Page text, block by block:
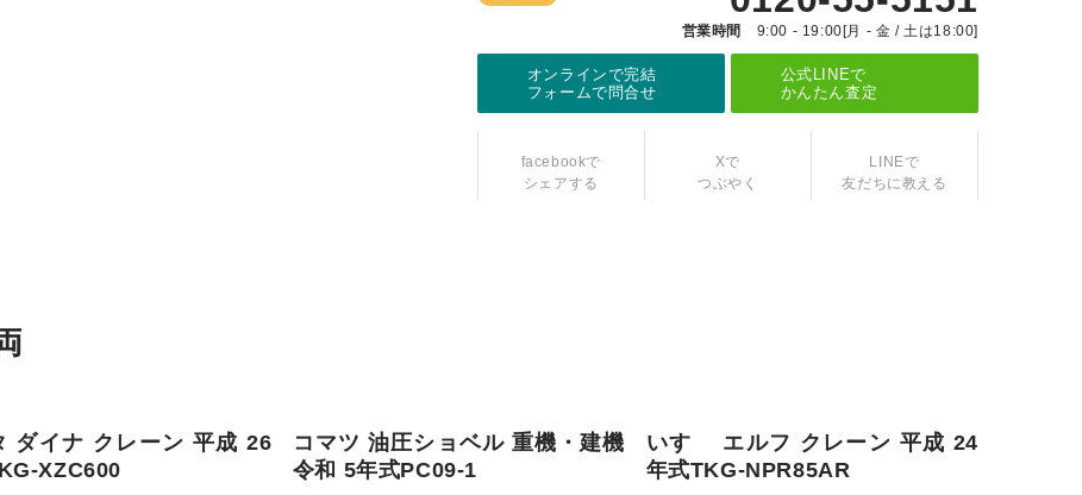
営業時間 9:00 - 19:00[月 - 金 / 土は18:00]
オンラインで完結
フォームで問合せ
公式LINEで
かんたん査定
facebookで
シェアする
Xで
つぶやく
LINEで
友だちに教える